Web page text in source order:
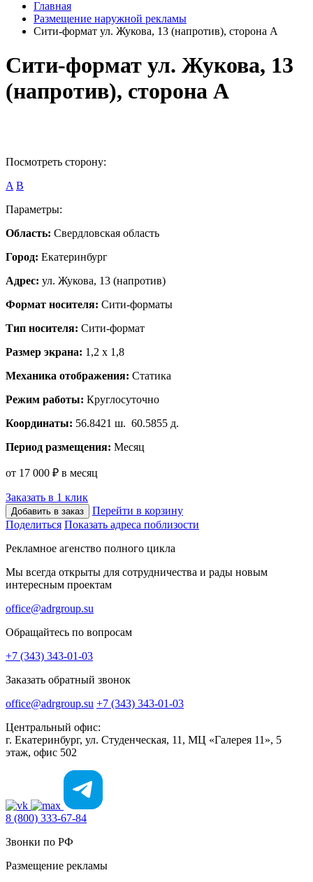
Главная
Размещение наружной рекламы
Сити-формат ул. Жукова, 13 (напротив), сторона A
Сити-формат ул. Жукова, 13
(напротив), сторона A
Посмотреть сторону:
A B
Параметры:
Область: Свердловская область
Город: Екатеринбург
Адрес: ул. Жукова, 13 (напротив)
Формат носителя: Сити-форматы
Тип носителя: Сити-формат
Размер экрана: 1,2 х 1,8
Механика отображения: Статика
Режим работы: Круглосуточно
Координаты: 56.8421 ш. 60.5855 д.
Период размещения: Месяц
от 17 000 ₽ в месяц
Заказать в 1 клик
Добавить в заказ
Перейти в корзину
Поделиться Показать адреса поблизости
Рекламное агенство полного цикла
Мы всегда открыты для сотрудничества и рады новым
интересным проектам
office@adrgroup.su
Обращайтесь по вопросам
+7 (343) 343-01-03
Заказать обратный звонок
office@adrgroup.su +7 (343) 343-01-03
Центральный офис:
г. Екатеринбург, ул. Студенческая, 11, МЦ «Галерея 11», 5
этаж, офис 502
8 (800) 333-67-84
Звонки по РФ
Размещение рекламы